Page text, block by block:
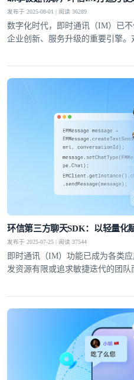
发布于 2025-08-01 | 阅读 36289
数字化时代，即时通讯（IM）已
企业创新、服务升级的重要引擎
效率，降低运维成本。
环信第三方聊天SDK：以轻量化
发布于 2025-07-25 | 阅读 37544
即时通讯（IM）功能已成为各类
发资源有限或追求敏捷迭代的团队
我已阅读并同意通讯云
不了，谢谢
登录即
登录